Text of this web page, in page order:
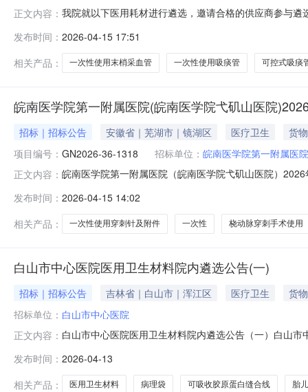
正文内容： 我院就以下医用耗材进行遴选，邀请合格的供应商参与
腔器械盒详见附件一6六可控式吸痰管详见附件一注：①
建配送关系，若中选后不能搭建配送关
发布时间： 2026-04-15 17:51
相关产品：
一次性使用末梢采血管 一次性使用吸痰管 可控式吸痰
皖南医学院第一附属医院(皖南医学院弋矶山医院
招标｜招标公告 安徽省｜芜湖市｜镜湖区 医疗卫生
货物
项目编号： GN2026-36-1318 招标单位： 皖南医学院第一附属医
正文内容： 皖南医学院第一附属医院（皖南医学院弋矶山医院）
标人可对投标人本年度服务质量做出综合评价，若评价
估单价
发布时间： 2026-04-15 14:02
相关产品：
一次性使用穿刺针及附件 一次性 桡动脉穿刺手术使用
白山市中心医院医用卫生材料院内遴选公告(一)
招标｜招标公告 吉林省｜白山市｜浑江区 医疗卫生
货物
招标单位： 白山市中心医院
正文内容： 白山市中心医院医用卫生材料院内遴选公告（一）白山
bsszxyyyxzb@163.com报名截止时间：2026年4月20日
购）二、报名
发布时间： 2026-04-13
相关产品：
医用卫生材料 病理袋 可吸收胶原蛋白缝合线 胎